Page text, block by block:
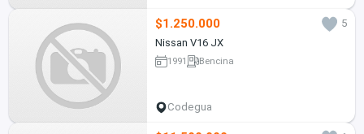
$1.250.000
5
Nissan V16 JX
1991 Bencina
Codegua